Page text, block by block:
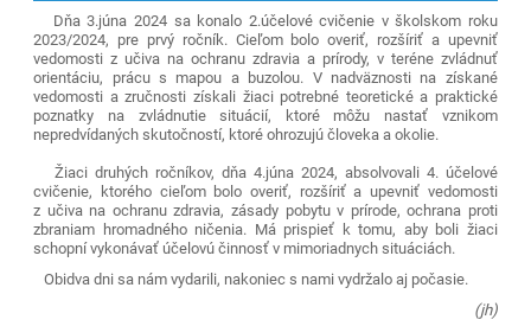
Dňa 3.júna 2024 sa konalo 2.účelové cvičenie v školskom roku
2023/2024, pre prvý ročník. Cieľom bolo overiť, rozšíriť a upevniť
vedomosti z učiva na ochranu zdravia a prírody, v teréne zvládnuť
orientáciu, prácu s mapou a buzolou. V nadväznosti na získané
vedomosti a zručnosti získali žiaci potrebné teoretické a praktické
poznatky na zvládnutie situácií, ktoré môžu nastať vznikom
nepredvídaných skutočností, ktoré ohrozujú človeka a okolie.
Žiaci druhých ročníkov, dňa 4.júna 2024, absolvovali 4. účelové
cvičenie, ktorého cieľom bolo overiť, rozšíriť a upevniť vedomosti
z učiva na ochranu zdravia, zásady pobytu v prírode, ochrana proti
zbraniam hromadného ničenia. Má prispieť k tomu, aby boli žiaci
schopní vykonávať účelovú činnosť v mimoriadnych situáciách.
Obidva dni sa nám vydarili, nakoniec s nami vydržalo aj počasie.
(jh)